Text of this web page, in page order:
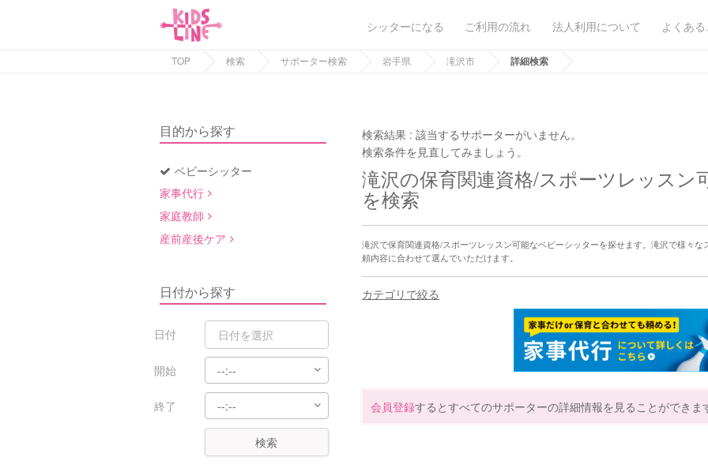
シッターになる ご利用の流れ 法人利用について よくあ
TOP 検索 サポーター検索 岩手県 滝沢市 詳細検索
目的から探す
ベビーシッター
家事代行
家庭教師
産前産後ケア
日付から探す
日付
開始
終了
検索
検索結果 :該当するサポーターがいません。
検索条件を見直してみましょう。
滝沢の保育関連資格/スポーツレッスン
を検索
滝沢で保育関連資格/スポーツレッスン可能なベビーシッターを探せます。滝沢で様々
頼内容に合わせて選んでいただけます。
カテゴリで絞る
会員登録するとすべてのサポーターの詳細情報を見ることができま